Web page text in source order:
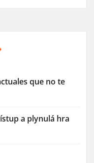
que no te
a plynulá hra